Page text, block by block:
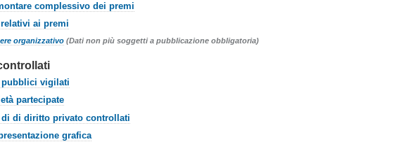
complessivo dei premi
relativi ai premi
organizzativo (Dati non più soggetti a pubblicazione obbligatoria)
pubblici vigilati
partecipate
di di diritto privato controllati
grafica